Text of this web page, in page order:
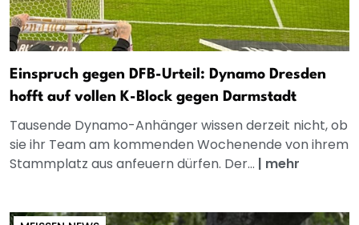
Einspruch gegen DFB-Urteil: Dynamo Dresden
hofft auf vollen K-Block gegen Darmstadt
Tausende Dynamo-Anhänger wissen derzeit nicht, ob
sie ihr Team am kommenden Wochenende von ihrem
Stammplatz aus anfeuern dürfen. Der... | mehr